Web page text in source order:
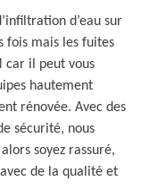
d’eau sur
fois mais les fuites
car il peut vous
hautement
rénovée. Avec des
sécurité, nous
soyez rassuré,
de la qualité et